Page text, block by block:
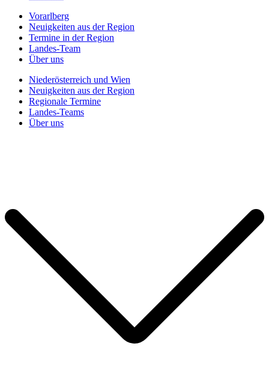
Vorarlberg
Neuigkeiten aus der Region
Termine in der Region
Landes-Team
Über uns
Niederösterreich und Wien
Neuigkeiten aus der Region
Regionale Termine
Landes-Teams
Über uns